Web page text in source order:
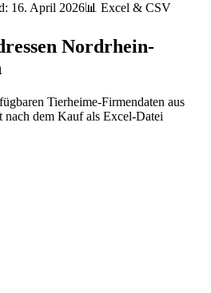
16. April 2026📊 Excel & CSV
Nordrhein-
Tierheime-Firmendaten aus
nach dem Kauf als Excel-Datei